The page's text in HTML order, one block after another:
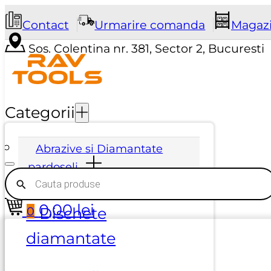
Contact Urmarire comanda
Sos. Colentina nr. 381, Sector 2, Bucuresti
Categorii
Abrazive si Diamantate
pardoseli
⏵ Dischete
diamantate
Products
search
0 0,00lei